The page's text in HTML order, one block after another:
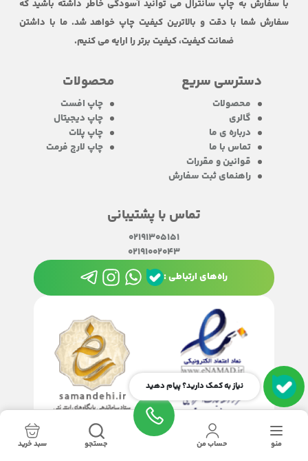
با سفارش به چاپ سانترال می توانید آسودگی خاطر داشته باشید که
سفارش شما با دقت و بالاترین کیفیت چاپ خواهد شد. ما با داشتن
ضمانت کیفیت، کیفیت برتر را ارایه می کنیم.
دسترسی سریع
محصولات
گالری
درباره ی ما
تماس با ما
قوانین و مقررات
راهنمای ثبت سفارش
محصولات
چاپ افست
چاپ دیجیتال
چاپ پلات
چاپ لارج فرمت
تماس با پشتیبانی
02191305151
02191002043
راه‌های ارتباطی :
نیاز به کمک دارید؟ پیام دهید
منو حساب من جستجو سبد خرید